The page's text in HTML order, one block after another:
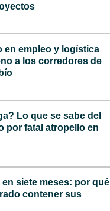
en empleo y logística
a los corredores de
Lo que se sabe del
por fatal atropello en
siete meses: por qué
contener sus